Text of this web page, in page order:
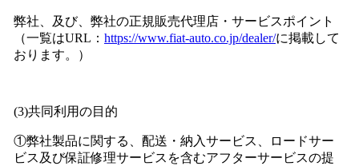
弊社、及び、弊社の正規販売代理店・サービスポイント
（一覧はURL： https://www.fiat-auto.co.jp/dealer/に掲載して
おります。）
(3)共同利用の目的
①弊社製品に関する、配送・納入サービス、ロードサー
ビス及び保証修理サービスを含むアフターサービスの提